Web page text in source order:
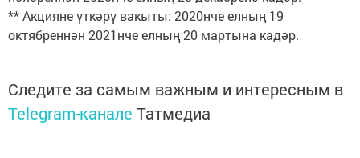
** Акцияне үткәрү вакыты: 2020нче елның 19
октябреннән 2021нче елның 20 мартына кадәр.
Следите за самым важным и интересным в
Telegram-канале Татмедиа